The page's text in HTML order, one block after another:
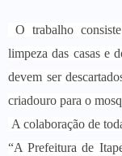
O trabalho
limpeza das casas e
devem ser
criadouro para o
A colaboração de
“A Prefeitura de